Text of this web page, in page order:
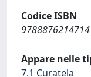
Codice ISBN
9788876214714
Appare nelle
7.1 Curatela